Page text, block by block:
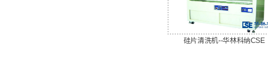
硅片清洗机--华林科纳CSE